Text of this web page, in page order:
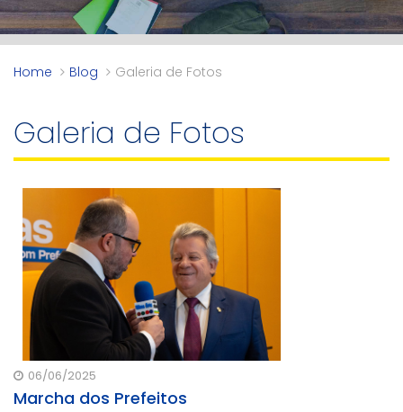
Home Blog Galeria de Fotos
Galeria de Fotos
06/06/2025
Marcha dos Prefeitos